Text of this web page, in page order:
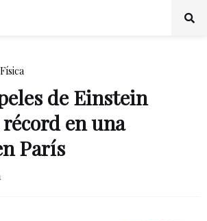
Física
de Einstein
en una
París